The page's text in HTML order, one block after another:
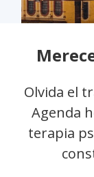
Olvida el
Agenda
terapia